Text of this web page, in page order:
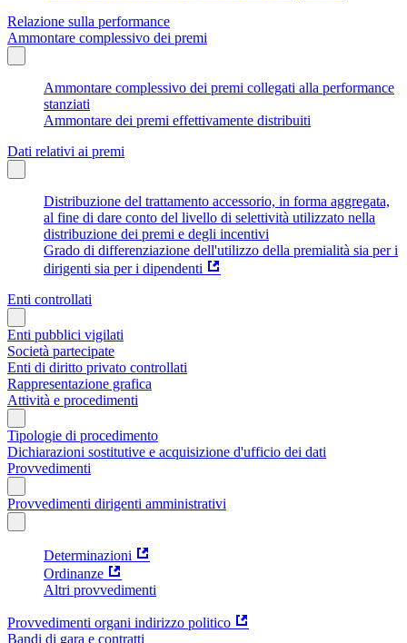
Relazione sulla performance
Ammontare complessivo dei premi
Ammontare complessivo dei premi collegati alla performance
stanziati
Ammontare dei premi effettivamente distribuiti
Dati relativi ai premi
Distribuzione del trattamento accessorio, in forma aggregata,
al fine di dare conto del livello di selettività utilizzato nella
distribuzione dei premi e degli incentivi
Grado di differenziazione dell'utilizzo della premialità sia per i
dirigenti sia per i dipendenti
Enti controllati
Enti pubblici vigilati
Società partecipate
Enti di diritto privato controllati
Rappresentazione grafica
Attività e procedimenti
Tipologie di procedimento
Dichiarazioni sostitutive e acquisizione d'ufficio dei dati
Provvedimenti
Provvedimenti dirigenti amministrativi
Determinazioni
Ordinanze
Altri provvedimenti
Provvedimenti organi indirizzo politico
Bandi di gara e contratti